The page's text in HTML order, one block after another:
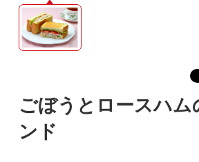
ごぼうとロースハム
ンド